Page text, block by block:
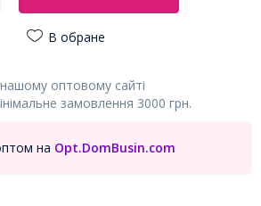
В обране
оптовому сайті
замовлення 3000 грн.
на Opt.DomBusin.com